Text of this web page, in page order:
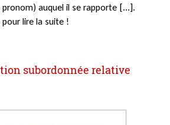
auquel il se rapporte [...].
pour lire la suite !
subordonnée relative